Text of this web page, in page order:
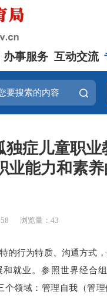
办事服务 互动交流
独症儿童职业
业能力和素养
浏览量： 43
行为特质、沟通方式，
就业。参照世界经合
个领域：管理自我（管